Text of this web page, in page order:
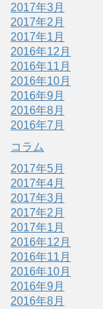
2017年3月
2017年2月
2017年1月
2016年12月
2016年11月
2016年10月
2016年9月
2016年8月
2016年7月
コラム
2017年5月
2017年4月
2017年3月
2017年2月
2017年1月
2016年12月
2016年11月
2016年10月
2016年9月
2016年8月